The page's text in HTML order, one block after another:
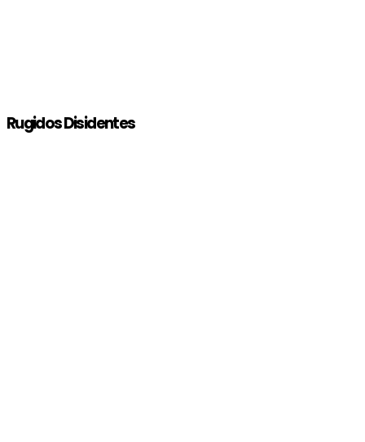
Rugidos Disidentes